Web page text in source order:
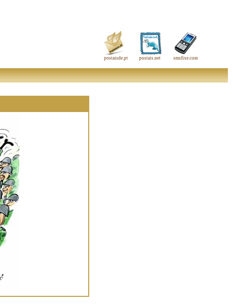
postaisde.pt postais.net smsfixe.com